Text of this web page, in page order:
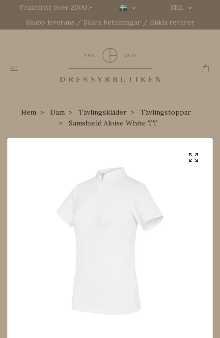
Fraktfritt över 2000:-
SEK
Snabb leverans / Säkra betalningar / Enkla returer
Hem Dam Tävlingskläder
Tävlingstoppar
Samshield Aloise White TT